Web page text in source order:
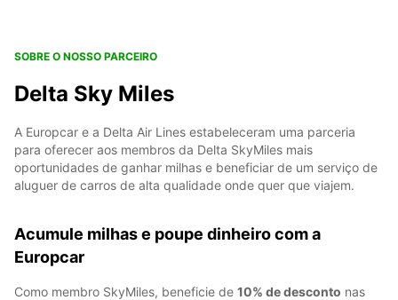
SOBRE O NOSSO PARCEIRO
Delta Sky Miles
A Europcar e a Delta Air Lines estabeleceram uma parceria
para oferecer aos membros da Delta SkyMiles mais
oportunidades de ganhar milhas e beneficiar de um serviço de
aluguer de carros de alta qualidade onde quer que viajem.
Acumule milhas e poupe dinheiro com a
Europcar
Como membro SkyMiles, beneficie de 10% de desconto nas